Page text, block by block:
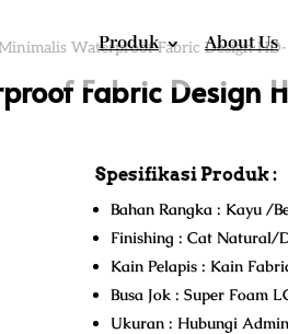
Produk About Us
Waterproof Fabric Design
Fabric Design
Spesifikasi Produk :
Bahan Rangka : Kayu /
Finishing : Cat Natural/
Kain Pelapis : Kain
Busa Jok : Super Foam
Ukuran : Hubungi Admin